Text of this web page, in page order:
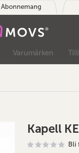
Abonnemang
Varumärken
Kapell
Bli